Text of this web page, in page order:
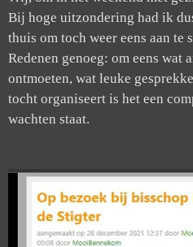
Bij hoge uitzondering had ik
thuis om toch weer eens aan te
Redenen genoeg: om eens wat
ontmoeten, wat leuke
tocht organiseert is het een
wachten staat.